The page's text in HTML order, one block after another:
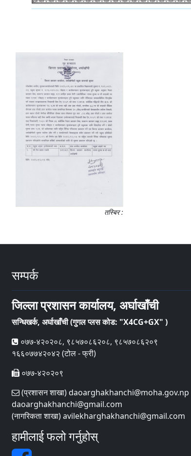
तस्बिर :
सम्पर्क
जिल्ला प्रशासन कार्यालय, अर्घाखाँची
सन्धिखर्क, अर्घाखाँची (गुगल प्लस कोड: "X4CG+GX" )
०७७-४२०२०८, ९८५७०८६२०८, ९८५७०८६२०९
१६६०७७४२०४२ (टोल - फ्री)
०७७-४२०२०९
(प्रशासन शाखा) daoarghakhanchi@moha.gov.np
daoarghakhanchi@gmail.com
(नागरिकता शाखा) avilekharghakhanchi@gmail.com
हामीलाई फलो गर्नुहोस्